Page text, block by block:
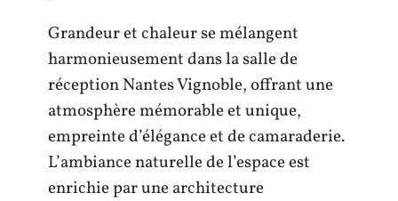
Grandeur et chaleur se mélangent
harmonieusement dans la salle de
réception Nantes Vignoble, offrant une
atmosphère mémorable et unique,
empreinte d’élégance et de camaraderie.
L’ambiance naturelle de l’espace est
enrichie par une architecture